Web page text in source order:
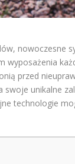
nowoczesne
wyposażenia
przed
unikalne
technologie